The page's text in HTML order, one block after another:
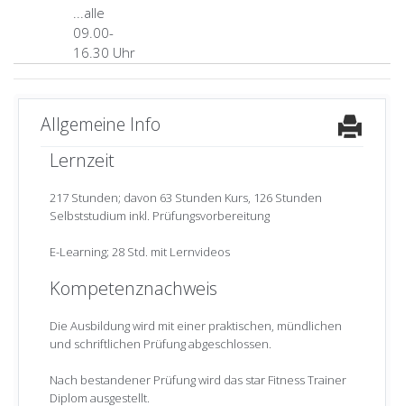
...alle
09.00-
16.30 Uhr
Allgemeine Info
Lernzeit
217 Stunden; davon 63 Stunden Kurs, 126 Stunden
Selbststudium inkl. Prüfungsvorbereitung
E-Learning; 28 Std. mit Lernvideos
Kompetenznachweis
Die Ausbildung wird mit einer praktischen, mündlichen
und schriftlichen Prüfung abgeschlossen.
Nach bestandener Prüfung wird das star Fitness Trainer
Diplom ausgestellt.